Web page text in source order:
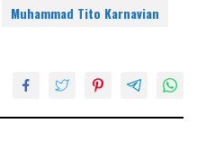
ar
Muhammad Tito Karnavian